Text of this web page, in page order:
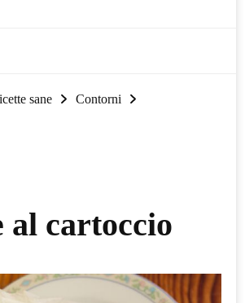
sane Contorni
al cartoccio